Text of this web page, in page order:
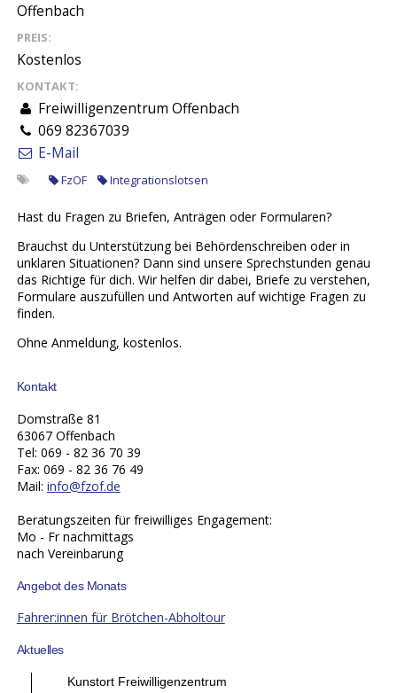
Offenbach
PREIS:
Kostenlos
KONTAKT:
Freiwilligenzentrum Offenbach
069 82367039
E-Mail
FzOF Integrationslotsen
Hast du Fragen zu Briefen, Anträgen oder Formularen?
Brauchst du Unterstützung bei Behördenschreiben oder in
unklaren Situationen? Dann sind unsere Sprechstunden genau
das Richtige für dich. Wir helfen dir dabei, Briefe zu verstehen,
Formulare auszufüllen und Antworten auf wichtige Fragen zu
finden.
Ohne Anmeldung, kostenlos.
Kontakt
Domstraße 81
63067 Offenbach
Tel: 069 - 82 36 70 39
Fax: 069 - 82 36 76 49
Mail: info@fzof.de
Beratungszeiten für freiwilliges Engagement:
Mo - Fr nachmittags
nach Vereinbarung
Angebot des Monats
Fahrer:innen für Brötchen-Abholtour
Aktuelles
Kunstort Freiwilligenzentrum